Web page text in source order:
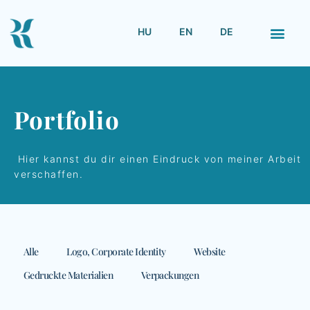
HU EN DE
Portfolio
Hier kannst du dir einen Eindruck von meiner Arbeit
verschaffen.
Alle Logo, Corporate Identity
Website
Gedruckte Materialien
Verpackungen